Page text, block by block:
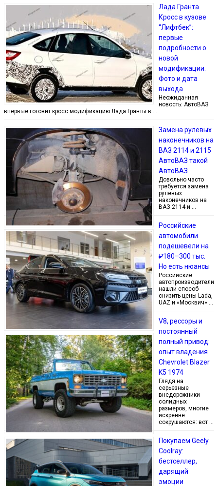
Лада Гранта
Кросс в кузове
“Лифтбек”:
первые
подробности о
новой
модификации.
Фото и дата
выхода
Неожиданная
новость: АвтоВАЗ
впервые готовит кросс модификацию Лада Гранты в …
Замена рулевых
наконечников на
ВАЗ 2114 и 2115
АвтоВАЗ такой
АвтоВАЗ
Довольно часто
требуется замена
рулевых
наконечников на
ВАЗ 2114 и …
Российские
автомобили
подешевели на
₽180–300 тыс.
Но есть нюансы
Российские
автопроизводители
нашли способ
снизить цены Lada,
UAZ и «Москвич» …
V8, рессоры и
постоянный
полный привод:
опыт владения
Chevrolet Blazer
K5 1974
Глядя на
серьезные
внедорожники
солидных
размеров, многие
искренне
сокрушаются: вот …
Покупаем Geely
Coolray:
бестселлер,
дарящий
эмоции